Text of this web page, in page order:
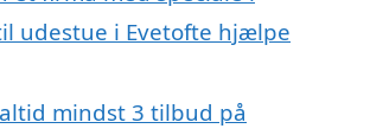
udestue i Evetofte hjælpe
mindst 3 tilbud på